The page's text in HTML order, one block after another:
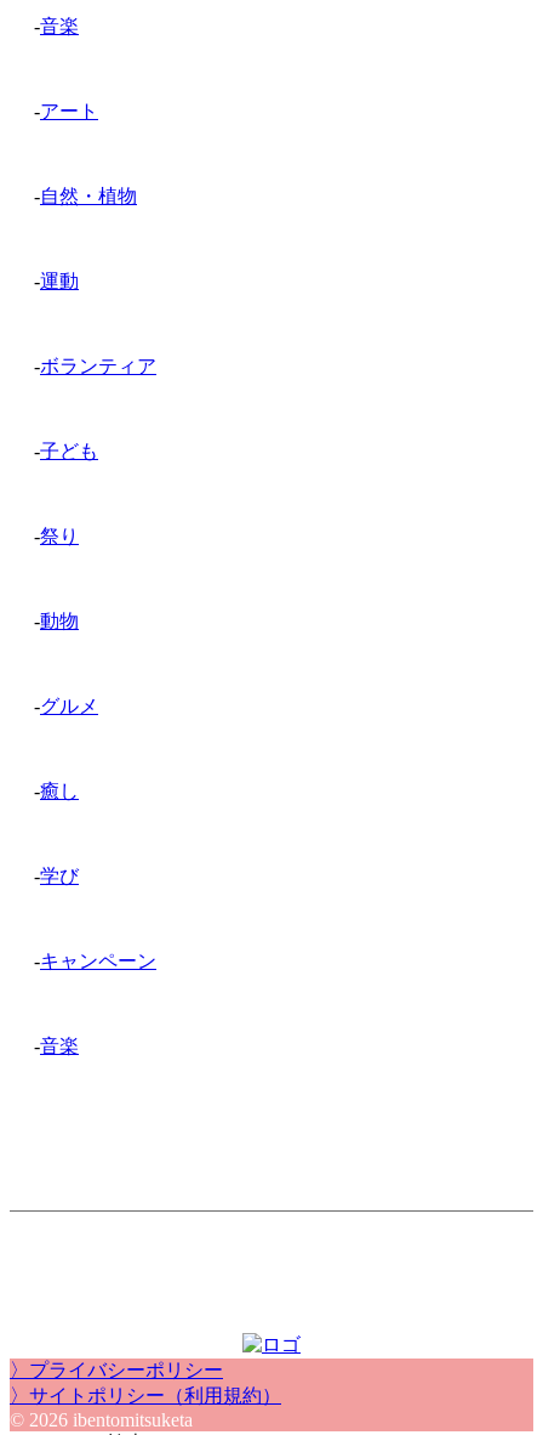
-音楽
-アート
-自然・植物
-運動
-ボランティア
-子ども
-祭り
-動物
-グルメ
-癒し
-学び
-キャンペーン
-音楽
〉プライバシーポリシー
〉サイトポリシー（利用規約）
© 2026 ibentomitsuketa